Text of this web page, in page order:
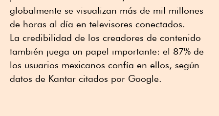
globalmente se visualizan más de mil millones
de horas al día en televisores conectados.
La credibilidad de los creadores de contenido
también juega un papel importante: el 87% de
los usuarios mexicanos confía en ellos, según
datos de Kantar citados por Google.